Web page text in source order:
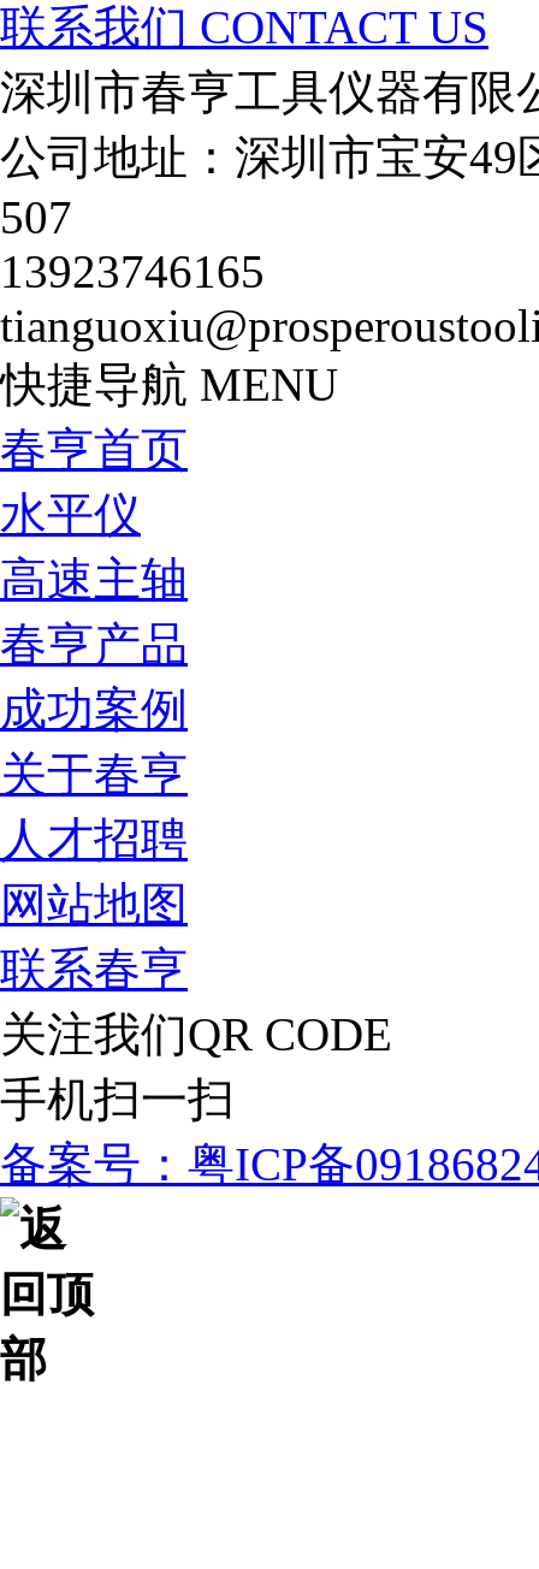
联系我们 CONTACT US
深圳市春亨工具仪器有限
公司地址：深圳市宝安
507
13923746165
快捷导航 MENU
春亨首页
水平仪
高速主轴
春亨产品
成功案例
关于春亨
人才招聘
网站地图
联系春亨
关注我们QR CODE
手机扫一扫
备案号：粤ICP备